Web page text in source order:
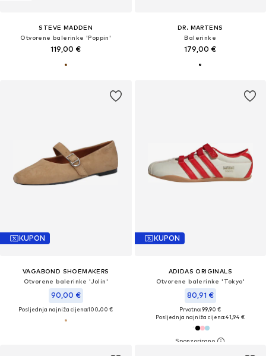
STEVE MADDEN
Otvorene balerinke 'Poppin'
119,00 €
DR. MARTENS
Balerinke
179,00 €
KUPON
VAGABOND SHOEMAKERS
Otvorene balerinke 'Jolin'
90,00 €
Posljednja najniža cijena:100,00 €
KUPON
ADIDAS ORIGINALS
Otvorene balerinke 'Tokyo'
80,91 €
Prvotno: 99,90 €
Posljednja najniža cijena:41,94 €